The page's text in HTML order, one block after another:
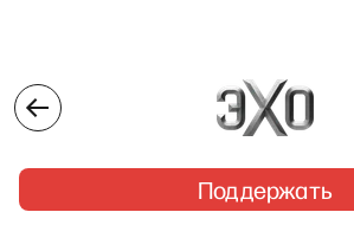
Поддержать